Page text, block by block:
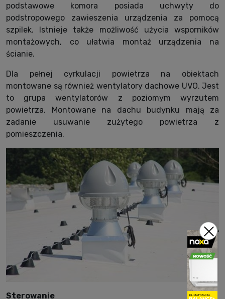
podstawowe komora posiada uchwyty do
podstropowego zawieszenia urządzenia za pomocą
szpilek. Istnieje także możliwość użycia wsporników
montażowych, co ułatwia montaż urządzenia na
ścianie.
Dla pełnej cyrkulacji powietrza na obiektach
montowane są również wentylatory dachowe UVO. Jest
to grupa wentylatorów z poziomym wyrzutem
powietrza. Montowane na dachu budynku mają za
zadanie usuwanie zużytego powietrza z
pomieszczenia.
Sterowanie